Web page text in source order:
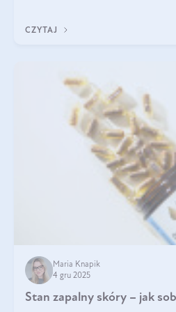
CZYTAJ
Maria Knapik
4 gru 2025
Stan zapalny skóry – jak